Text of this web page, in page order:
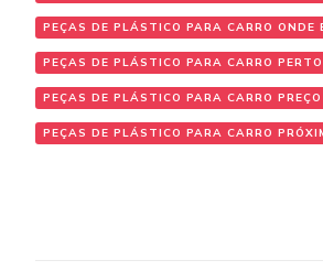
PEÇAS DE PLÁSTICO PARA CARRO ONDE
PEÇAS DE PLÁSTICO PARA CARRO
PEÇAS DE PLÁSTICO PARA CARRO PREÇO
PEÇAS DE PLÁSTICO PARA CARRO